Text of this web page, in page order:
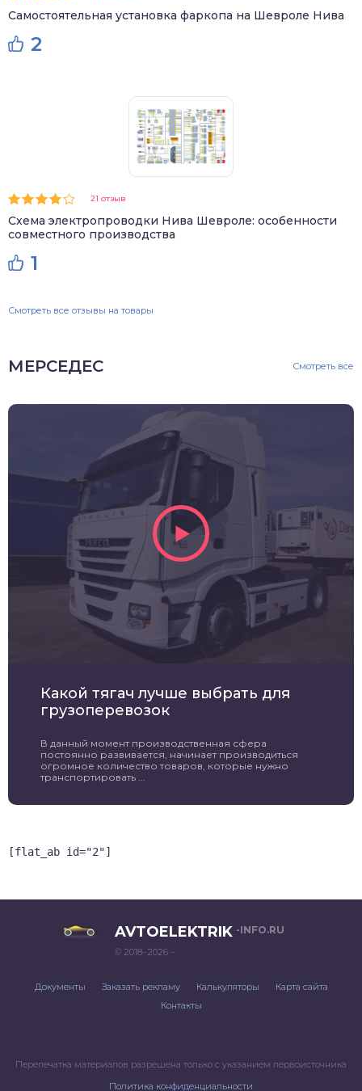
Самостоятельная установка фаркопа на Шевроле Нива
2
21 отзыв
Схема электропроводки Нива Шевроле: особенности
совместного производства
1
Смотреть все отзывы на товары
МЕРСЕДЕС Смотреть все
Какой тягач лучше выбрать для
грузоперевозок
В данный момент производственная сфера
постоянно развивается, начинает производиться
огромное количество товаров, которые нужно
транспортировать ...
[flat_ab id="2"]
AVTOELEKTRIK -INFO.RU
© 2018–2026 –
Документы Заказать рекламу Калькуляторы
Карта сайта
Контакты
Перепечатка материалов разрешена только с указанием первоисточника
Политика конфиденциальности